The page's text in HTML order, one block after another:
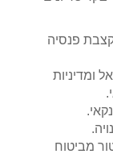
פנסיה
ומדיניות
מביטוח